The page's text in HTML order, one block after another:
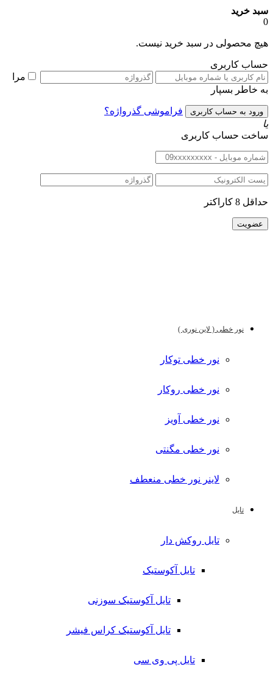
خرید
محصولی در سبد خرید نیست.
کاربری
مرا
خاطر بسپار
فراموشی گذرواژه؟
حساب کاربری
8 کاراکتر
نور خطی ( لاین نوری )
نور خطی توکار
نور خطی روکار
نور خطی آویز
نور خطی مگنتی
لاینر نور خطی منعطف
تایل
تایل روکش دار
تایل آکوستیک
تایل آکوستیک سوزنی
تایل آکوستیک کراس فیشر
تایل پی وی سی